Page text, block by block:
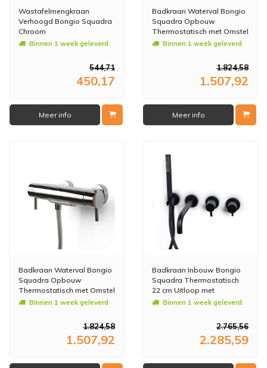
Wastafelmengkraan
Verhoogd Bongio Squadra
Chroom
Binnen 1 week geleverd
544,71
450,17
Meer info
Badkraan Waterval Bongio
Squadra Opbouw
Thermostatisch met Omstel
Mat Zwart
Binnen 1 week geleverd
1.824,58
1.507,92
Meer info
Badkraan Waterval Bongio
Squadra Opbouw
Thermostatisch met Omstel
RVSBinnen 1 week geleverd
1.824,58
1.507,92
Badkraan Inbouw Bongio
Squadra Thermostatisch
22 cm Uitloop met
Handdoucheset en 2-Weg
Binnen 1 week geleverd
2.765,56
2.285,59